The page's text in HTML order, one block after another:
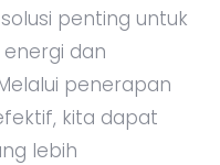
penting untuk
dan
penerapan
kita dapat
lebih